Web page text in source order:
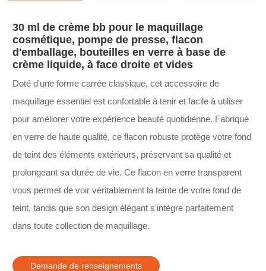
30 ml de crème bb pour le maquillage
cosmétique, pompe de presse, flacon
d'emballage, bouteilles en verre à base de
crème liquide, à face droite et vides
Doté d'une forme carrée classique, cet accessoire de
maquillage essentiel est confortable à tenir et facile à utiliser
pour améliorer votre expérience beauté quotidienne. Fabriqué
en verre de haute qualité, ce flacon robuste protège votre fond
de teint des éléments extérieurs, préservant sa qualité et
prolongeant sa durée de vie. Ce flacon en verre transparent
vous permet de voir véritablement la teinte de votre fond de
teint, tandis que son design élégant s'intègre parfaitement
dans toute collection de maquillage.
Demande de renseignements